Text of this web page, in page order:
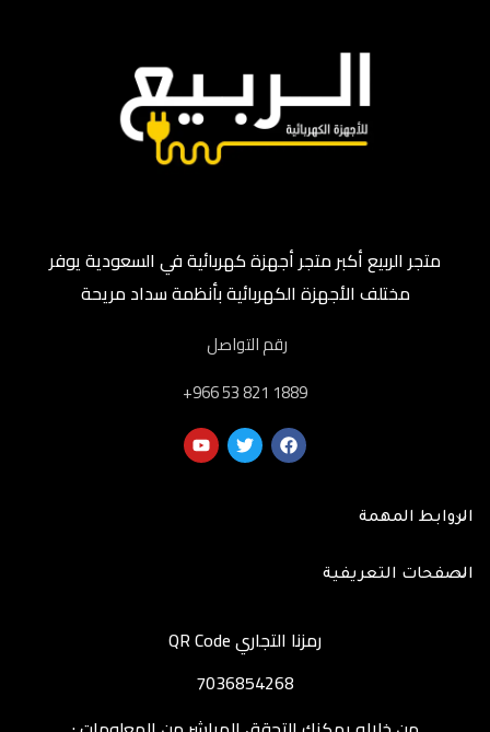
متجر الربيع أكبر متجر أجهزة كهربائية في السعودية يوفر
مختلف الأجهزة الكهربائية بأنظمة سداد مريحة
رقم التواصل
‎+966 53 821 1889
الروابط المهمة
الصفحات التعريفية
رمزنا التجاري QR Code
7036854268